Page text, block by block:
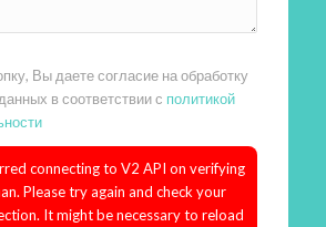
Вы даете согласие на обработку
в соответствии с политикой
connecting to V2 API on verifying
Please try again and check your
It might be necessary to reload